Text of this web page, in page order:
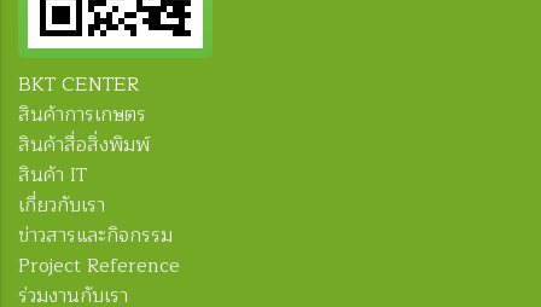
BKT CENTER
สินค้าการเกษตร
สินค้าสื่อสิ่งพิมพ์
สินค้า IT
เกี่ยวกับเรา
ข่าวสารและกิจกรรม
Project Reference
ร่วมงานกับเรา